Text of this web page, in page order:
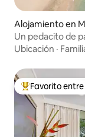
Alojamiento en
Un pedacito de
10 personas -
Ubicación ·
Favorito entre
Favorito